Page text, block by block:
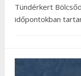
Tündérkert
időpontokban